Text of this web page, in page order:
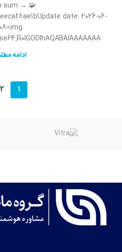
sum →
date: 2026-06-
ادامه
1
2